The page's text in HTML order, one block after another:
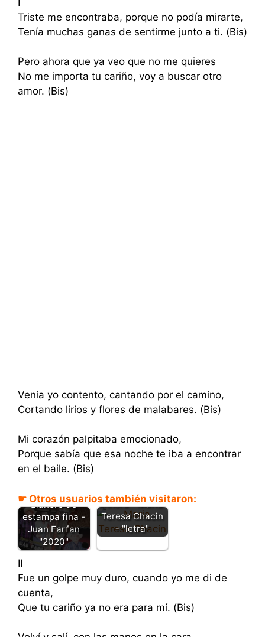
Triste me encontraba, porque no podía mirarte,
Tenía muchas ganas de sentirme junto a ti. (Bis)
Pero ahora que ya veo que no me quieres
No me importa tu cariño, voy a buscar otro
amor. (Bis)
Venia yo contento, cantando por el camino,
Cortando lirios y flores de malabares. (Bis)
Mi corazón palpitaba emocionado,
Porque sabía que esa noche te iba a encontrar
en el baile. (Bis)
☛ Otros usuarios también visitaron:
Llanero de
estampa fina -
Juan Farfan
"2020"
Ahora - Maria
Teresa Chacin
- "letra"
II
Fue un golpe muy duro, cuando yo me di de
cuenta,
Que tu cariño ya no era para mí. (Bis)